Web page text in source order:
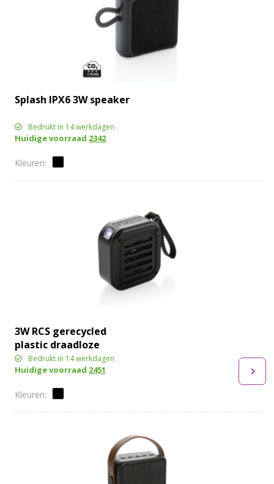
Splash IPX6 3W speaker
Bedrukt in 14 werkdagen
Huidige voorraad 2342
3W RCS gerecycled
plastic draadloze
Sunwave solar speaker
Bedrukt in 14 werkdagen
Huidige voorraad 2451